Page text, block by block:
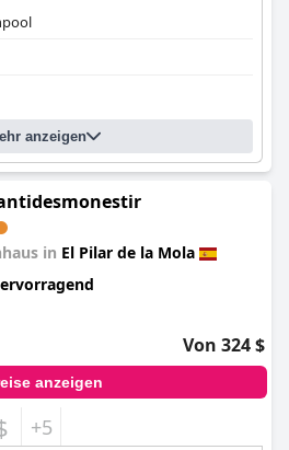
anzeigen
in El Pilar de la Mola
Von 324 $
anzeigen
+5